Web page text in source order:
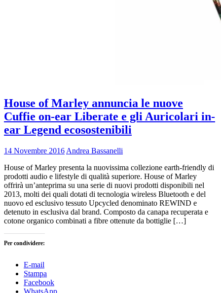
House of Marley annuncia le nuove
Cuffie on-ear Liberate e gli Auricolari in-
ear Legend ecosostenibili
14 Novembre 2016 Andrea Bassanelli
House of Marley presenta la nuovissima collezione earth-friendly di
prodotti audio e lifestyle di qualità superiore. House of Marley
offrirà un’anteprima su una serie di nuovi prodotti disponibili nel
2013, molti dei quali dotati di tecnologia wireless Bluetooth e del
nuovo ed esclusivo tessuto Upcycled denominato REWIND e
detenuto in esclusiva dal brand. Composto da canapa recuperata e
cotone organico combinati a fibre ottenute da bottiglie […]
Per condividere:
E-mail
Stampa
Facebook
WhatsApp